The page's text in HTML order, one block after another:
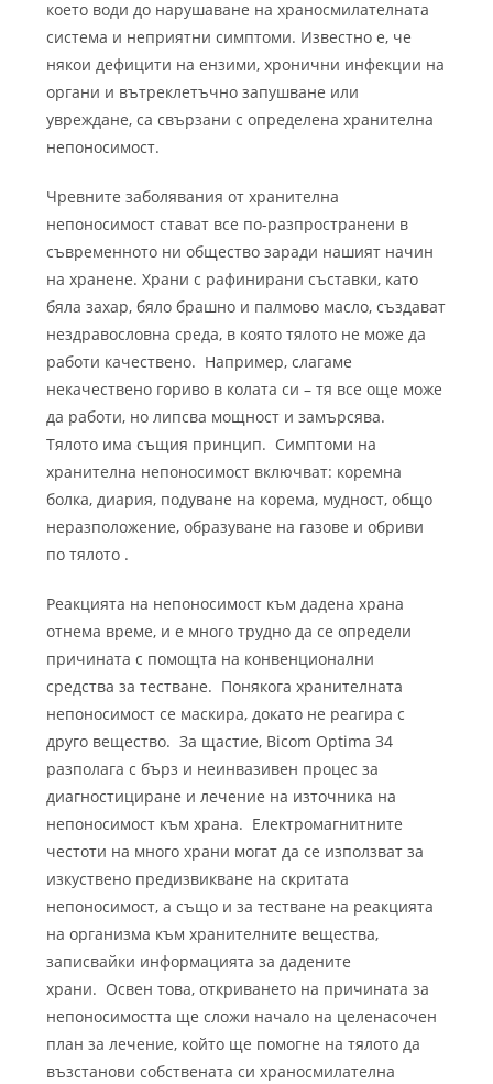
което води до нарушаване на храносмилателната
система и неприятни симптоми. Известно е, че
някои дефицити на ензими, хронични инфекции на
органи и вътреклетъчно запушване или
увреждане, са свързани с определена хранителна
непоносимост.
Чревните заболявания от хранителна
непоносимост стават все по-разпространени в
съвременното ни общество заради нашият начин
на хранене. Храни с рафинирани съставки, като
бяла захар, бяло брашно и палмово масло, създават
нездравословна среда, в която тялото не може да
работи качествено. Например, слагаме
некачествено гориво в колата си – тя все още може
да работи, но липсва мощност и замърсява.
Тялото има същия принцип. Симптоми на
хранителна непоносимост включват: коремна
болка, диария, подуване на корема, мудност, общо
неразположение, образуване на газове и обриви
по тялото .
Реакцията на непоносимост към дадена храна
отнема време, и е много трудно да се определи
причината с помощта на конвенционални
средства за тестване. Понякога хранителната
непоносимост се маскира, докато не реагира с
друго вещество.За щастие, Bicom Optima 34
разполага с бърз и неинвазивен процес за
диагностициране и лечение на източника на
непоносимост към храна. Електромагнитните
честоти на много храни могат да се използват за
изкуствено предизвикване на скритата
непоносимост, а също и за тестване на реакцията
на организма към хранителните вещества,
записвайки информацията за дадените
храни. Освен това, откриването на причината за
непоносимостта ще сложи начало на целенасочен
план за лечение, който ще помогне на тялото да
възстанови собствената си храносмилателна